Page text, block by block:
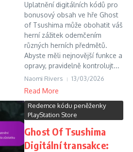
Uplatnění digitálních kódů pro
bonusový obsah ve hře Ghost
of Tsushima může obohatit váš
herní zážitek odemčením
různých herních předmětů.
Abyste měli nejnovější funkce a
opravy, pravidelně kontrolujt...
Naomi Rivers 13/03/2026
Read More
Redemce kódu peněženky
PlayStation Store
Ghost Of Tsushima
Digitální transakce: